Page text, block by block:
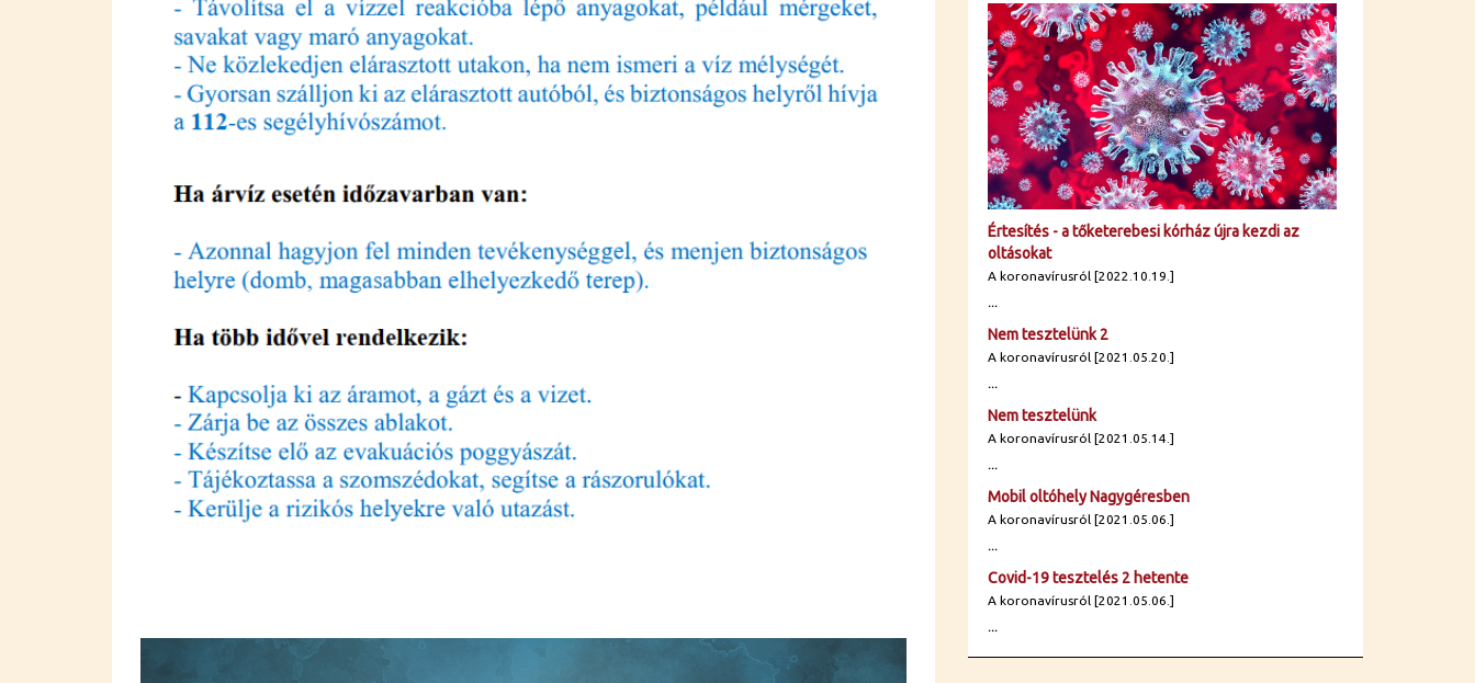
Értesítés - a tőketerebesi kórház újra kezdi az
oltásokat
A koronavírusról [2022.10.19.]
...
Nem tesztelünk 2
A koronavírusról [2021.05.20.]
...
Nem tesztelünk
A koronavírusról [2021.05.14.]
...
Mobil oltóhely Nagygéresben
A koronavírusról [2021.05.06.]
...
Covid-19 tesztelés 2 hetente
A koronavírusról [2021.05.06.]
...